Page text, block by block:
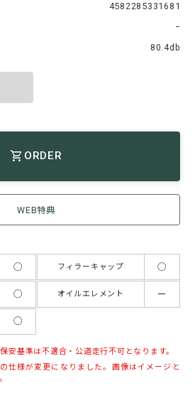
4582285331681
−
80.4db
ORDER
WEB特典
◯ フィラーキャップ ◯
◯ オイルエレメント ー
◯
安基準は不適合・公道走行不可となります。
様が変更になりました。画像はイメージと